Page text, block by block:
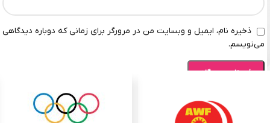
ذخیره نام، ایمیل و وبسایت من در مرورگر برای زمانی که دوباره دیدگاهی
می‌نویسم.